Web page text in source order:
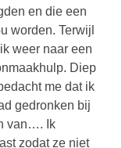
en die een
worden. Terwijl
weer naar een
Diep
me dat ik
gedronken bij
van…. Ik
zodat ze niet